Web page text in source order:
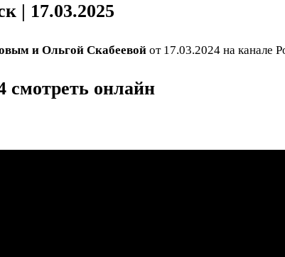
| 17.03.2025
и Ольгой Скабеевой от 17.03.2024 на канале
смотреть онлайн